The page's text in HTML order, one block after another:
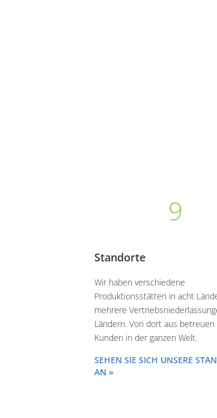
9
Standorte
Wir haben verschiedene
Produktionsstätten in acht
mehrere
Ländern. Von dort aus
Kunden in der ganzen Welt.
SEHEN SIE SICH UNSERE
AN »